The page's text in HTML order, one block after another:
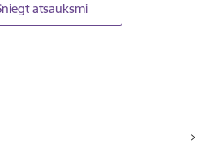
atsauksmi